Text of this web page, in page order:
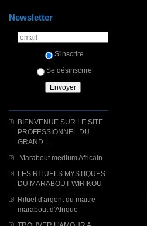
Newsletter
S'inscrire
Se désinscrire
BIENVENUE SUR LE SITE
PROFESSIONNEL DU
GRAND...
Marabout medium Africain
LES RITUELS MYSTIQUES
DU MARABOUT WIRIKOU
Rituel d'argent du maitre
marabout d'Afrique